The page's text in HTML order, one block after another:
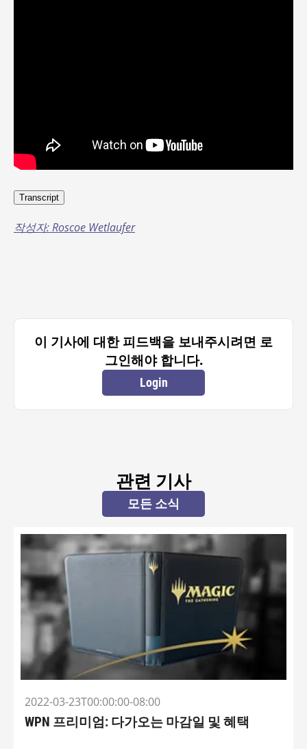
Transcript
작성자: Roscoe Wetlaufer
이 기사에 대한 피드백을 보내주시려면 로
그인해야 합니다.
Login
관련 기사
모든 소식
2022-03-23T00:00:00-08:00
WPN 프리미엄: 다가오는 마감일 및 혜택